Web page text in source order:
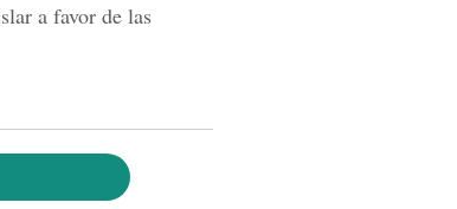
a favor de las